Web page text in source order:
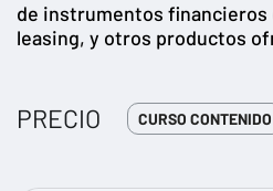
de instrumentos
leasing, y otros productos
PRECIO CURSO CONTENIDO